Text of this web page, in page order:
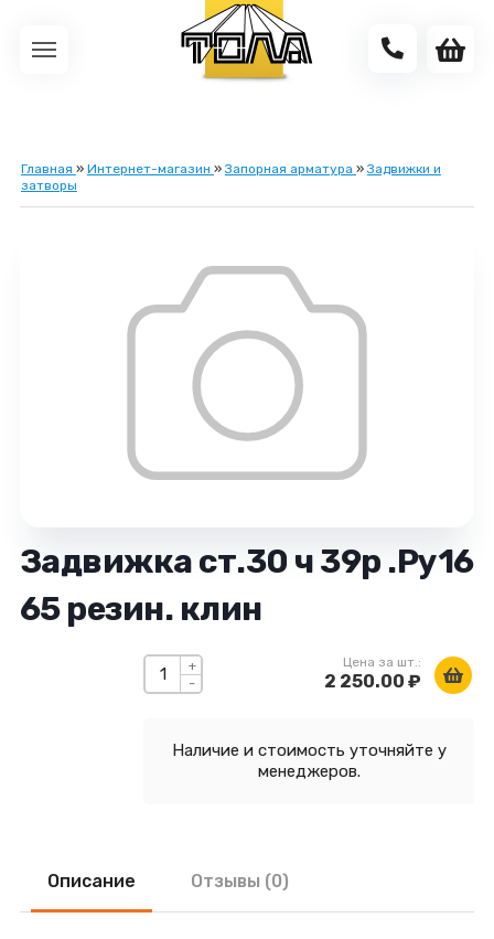
Главная » Интернет-магазин »Запорная арматура »Задвижки и
затворы
Задвижка ст.30 ч 39р .Ру16
65 резин. клин
-
+ Цена за шт.:
2 250.00 ₽
Наличие и стоимость уточняйте у
менеджеров.
Описание Отзывы (0)